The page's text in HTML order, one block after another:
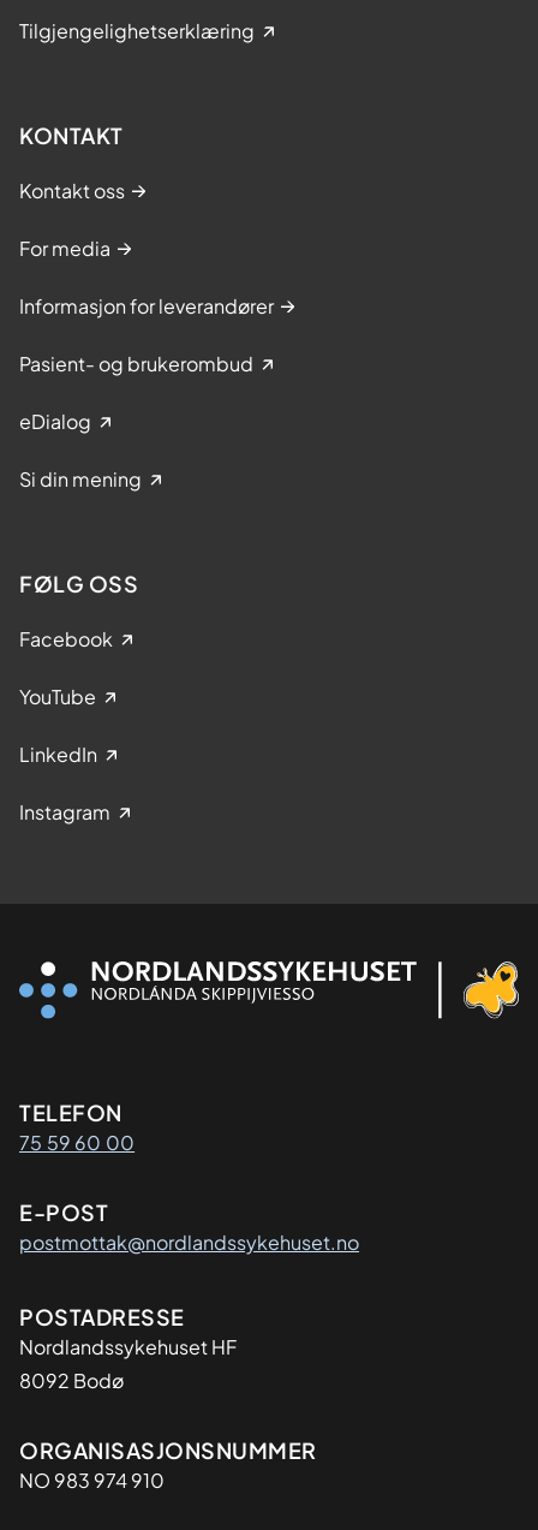
Tilgjengelighetserklæring
KONTAKT
Kontakt oss
For media
Informasjon for leverandører
Pasient- og brukerombud
eDialog
Si din mening
FØLG OSS
Facebook
YouTube
LinkedIn
Instagram
Kontaktinformasjon
TELEFON
75 59 60 00
E-POST
postmottak@nordlandssykehuset.no
Adresse
POSTADRESSE
Nordlandssykehuset HF
8092 Bodø
Organisasjon
ORGANISASJONSNUMMER
NO 983 974 910